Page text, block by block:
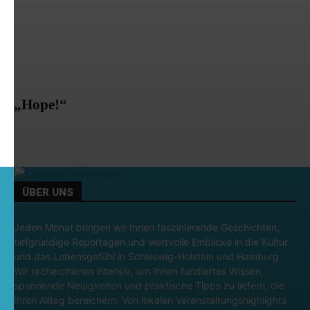
„Hope!“
ÜBER UNS
Jeden Monat bringen wir Ihnen faszinierende Geschichten,
tiefgründige Reportagen und wertvolle Einblicke in die Kultur
und das Lebensgefühl in Schleswig-Holstein und Hamburg.
Wir recherchieren intensiv, um Ihnen fundiertes Wissen,
spannende Neuigkeiten und praktische Tipps zu liefern, die
Ihren Alltag bereichern. Von lokalen Veranstaltungshighlights